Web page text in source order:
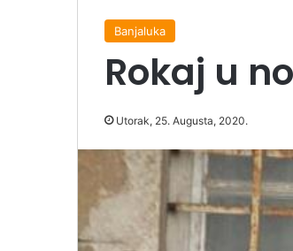
Banjaluka
Rokaj u
Utorak, 25. Augusta, 2020.